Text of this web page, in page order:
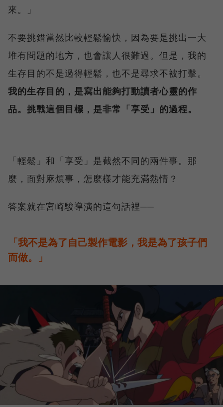
來。」
不要挑錯當然比較輕鬆愉快，因為要是挑出一大
堆有問題的地方，也會讓人很難過。但是，我的
生存目的不是過得輕鬆，也不是尋求不被打擊。
我的生存目的，是寫出能夠打動讀者心靈的作
品。挑戰這個目標，是非常「享受」的過程。
「輕鬆」和「享受」是截然不同的兩件事。那
麼，面對麻煩事，怎麼樣才能充滿熱情？
答案就在宮崎駿導演的這句話裡──
「我不是為了自己製作電影，我是為了孩子們
而做。」